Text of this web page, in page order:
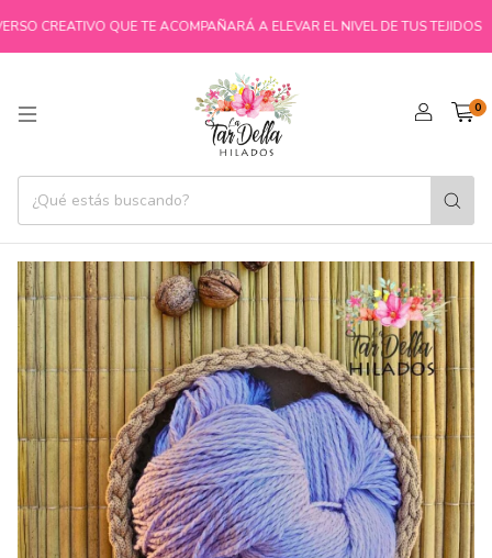
CREATIVO QUE TE ACOMPAÑARÁ A ELEVAR EL NIVEL DE TUS TEJIDOS
0